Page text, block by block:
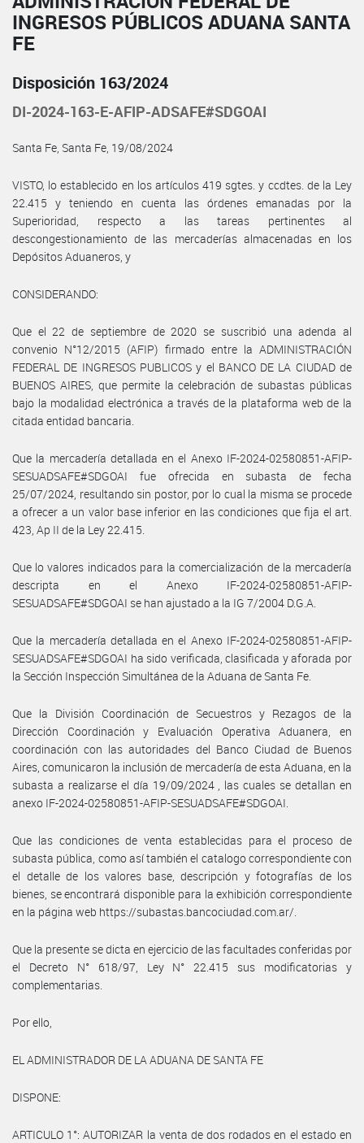
INGRESOS PÚBLICOS ADUANA SANTA
FE
Disposición 163/2024
DI-2024-163-E-AFIP-ADSAFE#SDGOAI
Santa Fe, Santa Fe, 19/08/2024
VISTO, lo establecido en los artículos 419 sgtes. y ccdtes. de la Ley
22.415 y teniendo en cuenta las órdenes emanadas por la
Superioridad, respecto a las tareas pertinentes al
descongestionamiento de las mercaderías almacenadas en los
Depósitos Aduaneros, y
CONSIDERANDO:
Que el 22 de septiembre de 2020 se suscribió una adenda al
convenio N°12/2015 (AFIP) firmado entre la ADMINISTRACIÓN
FEDERAL DE INGRESOS PUBLICOS y el BANCO DE LA CIUDAD de
BUENOS AIRES, que permite la celebración de subastas públicas
bajo la modalidad electrónica a través de la plataforma web de la
citada entidad bancaria.
Que la mercadería detallada en el Anexo IF-2024-02580851-AFIP-
SESUADSAFE#SDGOAI fue ofrecida en subasta de fecha
25/07/2024, resultando sin postor, por lo cual la misma se procede
a ofrecer a un valor base inferior en las condiciones que fija el art.
423, Ap II de la Ley 22.415.
Que lo valores indicados para la comercialización de la mercadería
descripta en el Anexo IF-2024-02580851-AFIP-
SESUADSAFE#SDGOAI se han ajustado a la IG 7/2004 D.G.A.
Que la mercadería detallada en el Anexo IF-2024-02580851-AFIP-
SESUADSAFE#SDGOAI ha sido verificada, clasificada y aforada por
la Sección Inspección Simultánea de la Aduana de Santa Fe.
Que la División Coordinación de Secuestros y Rezagos de la
Dirección Coordinación y Evaluación Operativa Aduanera, en
coordinación con las autoridades del Banco Ciudad de Buenos
Aires, comunicaron la inclusión de mercadería de esta Aduana, en la
subasta a realizarse el día 19/09/2024 , las cuales se detallan en
anexo IF-2024-02580851-AFIP-SESUADSAFE#SDGOAI.
Que las condiciones de venta establecidas para el proceso de
subasta pública, como así también el catalogo correspondiente con
el detalle de los valores base, descripción y fotografías de los
bienes, se encontrará disponible para la exhibición correspondiente
en la página web https://subastas.bancociudad.com.ar/.
Que la presente se dicta en ejercicio de las facultades conferidas por
el Decreto N° 618/97, Ley N° 22.415 sus modificatorias y
complementarias.
Por ello,
EL ADMINISTRADOR DE LA ADUANA DE SANTA FE
DISPONE:
ARTICULO 1°: AUTORIZAR la venta de dos rodados en el estado en